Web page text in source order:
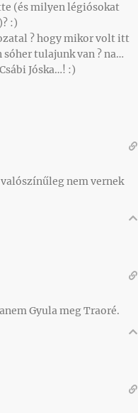
(és milyen légiósokat
:)
? hogy mikor volt itt
tulajunk van ? na…
Jóska…! :)
nem vernek
Gyula meg Traoré.